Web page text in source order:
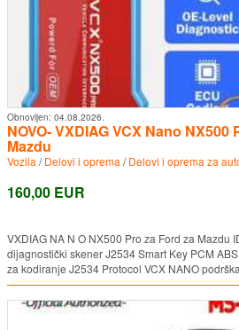
Obnovljen: 04.08.2026.
NOVO- VXDIAG VCX Nano NX500
Mazdu
Vozila /Delovi i oprema /Delovi i oprema za
160,00 EUR
VXDIAG NΑ Ν Ο NX500 Pro za Ford za Mazdu
dijagnostički skener J2534 Smart Key PCM
za kodiranje J2534 Protocol VCX NANO